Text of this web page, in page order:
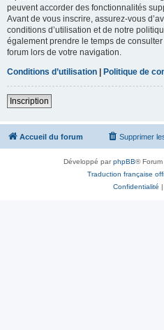
peuvent accorder des fonctionnalités
Avant de vous inscrire, assurez-vous
conditions d’utilisation et de notre
également prendre le temps de
forum lors de votre navigation.
Conditions d’utilisation | Politique de
Inscription
Accueil du forum Supprimer
Développé parphpBB®
Traduction française
Confidentialité |